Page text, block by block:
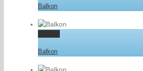
Balkon
Balkon